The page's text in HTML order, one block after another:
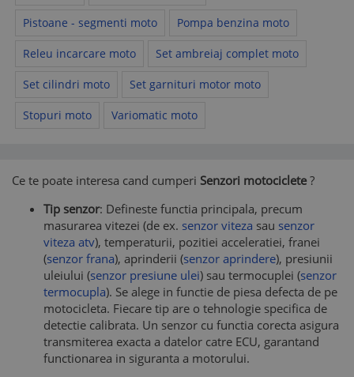
Pistoane - segmenti moto Pompa benzina moto
Releu incarcare moto Set ambreiaj complet moto
Set cilindri moto Set garnituri motor moto
Stopuri moto Variomatic moto
Ce te poate interesa cand cumperi Senzori motociclete?
Tip senzor: Defineste functia principala, precum
masurarea vitezei (de ex. senzor viteza sau senzor
viteza atv), temperaturii, pozitiei acceleratiei, franei
(senzor frana), aprinderii (senzor aprindere), presiunii
uleiului (senzor presiune ulei) sau termocuplei (senzor
termocupla). Se alege in functie de piesa defecta de pe
motocicleta. Fiecare tip are o tehnologie specifica de
detectie calibrata. Un senzor cu functia corecta asigura
transmiterea exacta a datelor catre ECU, garantand
functionarea in siguranta a motorului.